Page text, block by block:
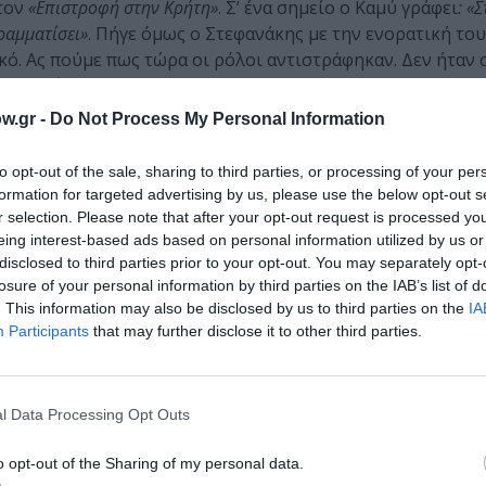
- Do Not Process My Personal Information
opt-out of the sale, sharing to third parties, or processing of your
for targeted advertising by us, please use the below opt-out
selection. Please note that after your opt-out request is processed
interest-based ads based on personal information utilized by us
to third parties prior to your opt-out. You may separately
of your personal information by third parties on the IAB’s list of
This information may also be disclosed by us to third parties on the
Participants that may further disclose it to other third parties.
Data Processing Opt Outs
opt-out of the Sharing of my personal data.
«Επιστροφή στην Κρήτη». Σ’ ένα σημείο ο Καμύ γράφει:
. Πήγε όμως ο Στεφανάκης με την ενορατική
Ας πούμε πως τώρα οι ρόλοι αντιστράφηκαν. Δεν ήταν
«Πρώτο Άνθρωπο».Ήταν ο Στεφανάκης που πήγε πίσω
του Καμύ στη Μεσόγειο, την Ευρώπη, το
που δοκιμάζονται από τα μεγάλα γεγονότα της ιστορίας
πρώτοι όλες τις ειδήσεις
στοCulturenow.gr
Δες
ΕΛΛΗΝΕΣ ΣΥΓΓΡΑΦΕΙΣ ΞΕΝΟΙ ΣΥΓΓΡΑΦΕΙΣ